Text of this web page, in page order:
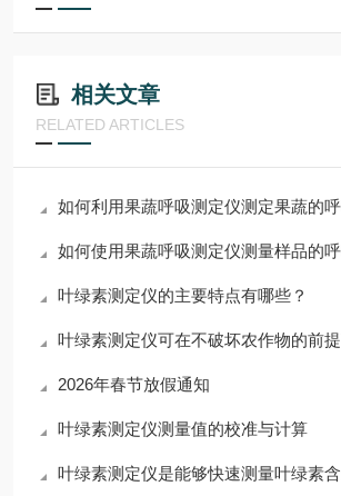
相关文章
RELATED ARTICLES
如何利用果蔬呼吸测定仪测定果蔬的呼
如何使用果蔬呼吸测定仪测量样品的呼
叶绿素测定仪的主要特点有哪些？
叶绿素测定仪可在不破坏农作物的前提下进
2026年春节放假通知
叶绿素测定仪测量值的校准与计算
叶绿素测定仪是能够快速测量叶绿素